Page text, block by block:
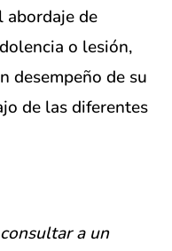
abordaje de
o lesión,
desempeño de su
de las diferentes
a un